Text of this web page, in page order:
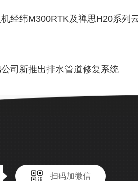
经纬M300RTK及禅思H20系列
司新推出排水管道修复系统
扫码加微信